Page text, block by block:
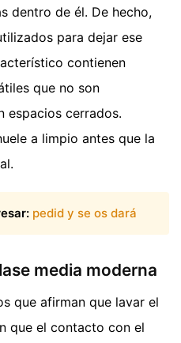
dentro de él. De hecho,
para dejar ese
contienen
que no son
espacios cerrados.
a limpio antes que la
pedid y se os dará
media moderna
que afirman que lavar el
que el contacto con el